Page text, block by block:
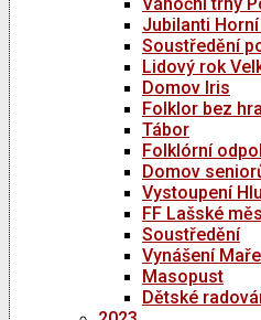
Jubilanti
Soustředění
Lidový rok
Domov Iris
Folklor bez
Tábor
Folklórní
Domov
Vystoupení
FF Lašské
Soustředění
Vynášení
Masopust
Dětské